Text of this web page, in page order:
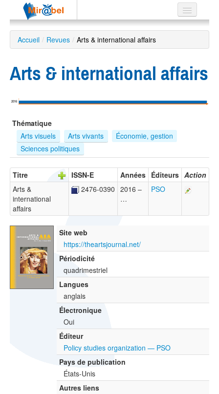
Le réseau
Soutien
Listes
Recherche
avancée
EN
ES
?
Accueil / Revues / Arts & international affairs
Arts & international affairs
2016
Thématique
Arts visuels
Arts vivants
Économie, gestion
Sciences politiques
Titre ISSN-E Années Éditeurs Action
Arts &
international
affairs
2476-0390 2016 –
…
PSO
Site web
https://theartsjournal.net/
Périodicité
quadrimestriel
Langues
anglais
Électronique
Oui
Éditeur
Policy studies organization — PSO
Pays de publication
États-Unis
Autres liens